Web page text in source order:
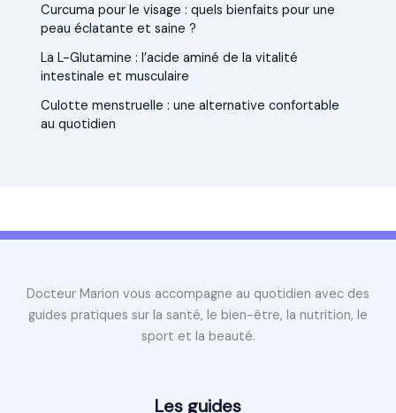
Curcuma pour le visage : quels bienfaits pour une
peau éclatante et saine ?
La L-Glutamine : l’acide aminé de la vitalité
intestinale et musculaire
Culotte menstruelle : une alternative confortable
au quotidien
Docteur Marion vous accompagne au quotidien avec des
guides pratiques sur la santé, le bien-être, la nutrition, le
sport et la beauté.
Les guides